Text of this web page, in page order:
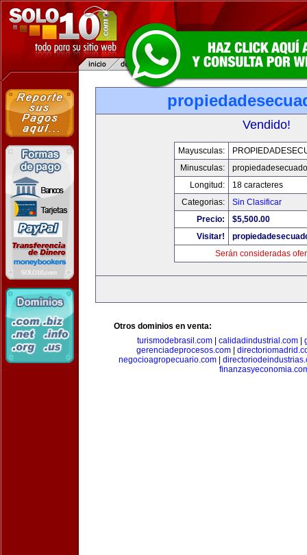
Vendido!
Mayusculas:
Minusculas:
Longitud:
18 caracteres
Categorias:
Sin Clasificar
Precio:
$5,500.00
Visitar!
Serán consideradas
Otros dominios en venta:
turismodebrasil.com
calidadindustrial.com
gerenciadeprocesos.com
negocioagropecuario.com